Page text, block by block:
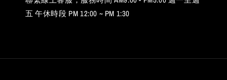
五 午休時段 PM 12:00 ~ PM 1:30